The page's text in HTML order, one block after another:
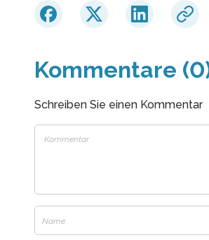
Kommentare
Schreiben Sie einen Kommentar